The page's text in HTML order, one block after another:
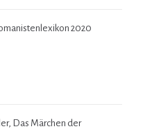
2020
Das Märchen der